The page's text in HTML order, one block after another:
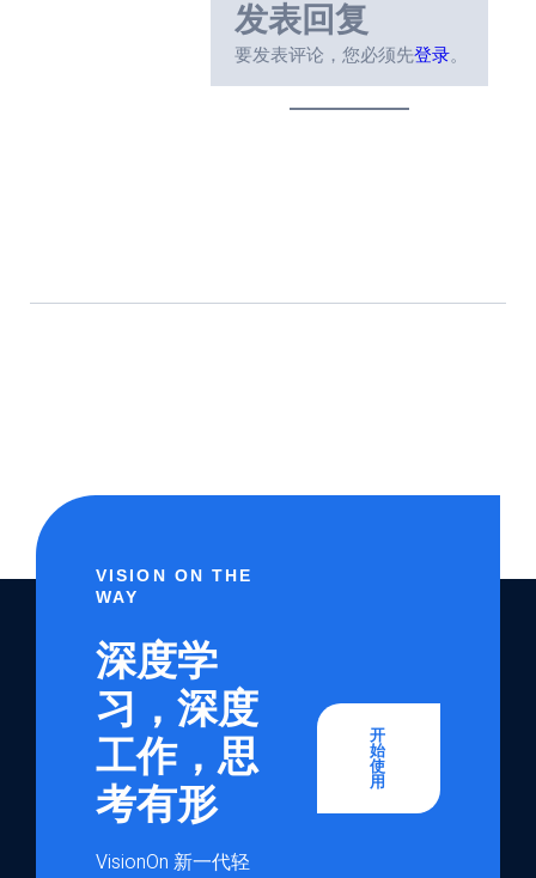
发表回复
要发表评论，您必须先登录。
VISION ON THE
WAY
深度学
习，深度
工作，思
考有形
VisionOn 新一代轻
开
始
使
用